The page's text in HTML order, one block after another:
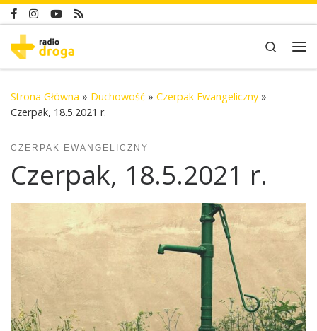
Skip to content
Search
Strona Główna » Duchowość » Czerpak Ewangeliczny »
Czerpak, 18.5.2021 r.
CZERPAK EWANGELICZNY
Czerpak, 18.5.2021 r.